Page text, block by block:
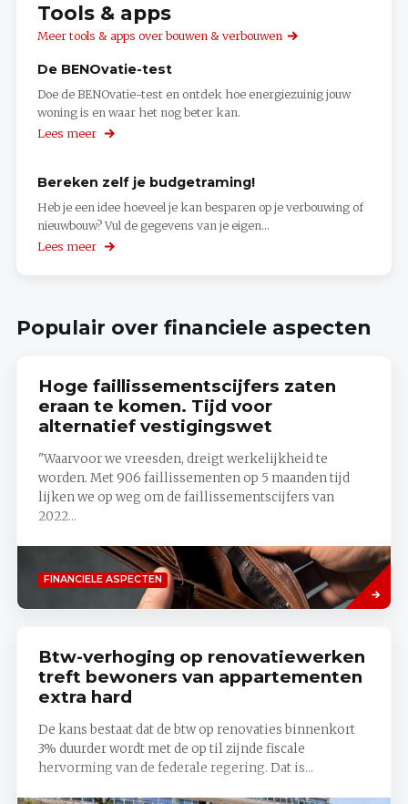
Tools & apps
Meer tools & apps over bouwen & verbouwen
De BENOvatie-test
Doe de BENOvatie-test en ontdek hoe energiezuinig jouw
woning is en waar het nog beter kan.
Lees meer over
test
Bereken zelf je budgetraming!
Heb je een idee hoeveel je kan besparen op je verbouwing of
nieuwbouw? Vul de gegevens van je eigen...
Lees meer over
Populair over financiele aspecten
Hoge faillissementscijfers zaten
eraan te komen. Tijd voor
alternatief vestigingswet
"Waarvoor we vreesden, dreigt werkelijkheid te
worden. Met 906 faillissementen op 5 maanden tijd
lijken we op weg om de faillissementscijfers van
2022...
FINANCIELE ASPECTEN
Lees
meer
Btw-verhoging op renovatiewerken
treft bewoners van appartementen
extra hard
De kans bestaat dat de btw op renovaties binnenkort
3% duurder wordt met de op til zijnde fiscale
hervorming van de federale regering. Dat is...